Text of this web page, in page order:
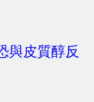
與皮質醇反